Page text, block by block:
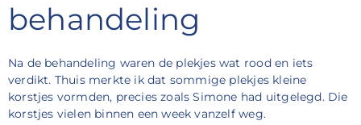
behandeling
Na de behandeling waren de plekjes wat rood en iets
verdikt. Thuis merkte ik dat sommige plekjes kleine
korstjes vormden, precies zoals Simone had uitgelegd. Die
korstjes vielen binnen een week vanzelf weg.